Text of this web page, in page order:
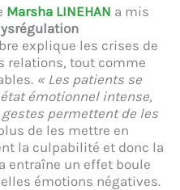
Marsha LINEHAN a mis
explique les crises de
relations, tout comme
« Les patients se
émotionnel intense,
permettent de les
de les mettre en
la culpabilité et donc la
entraîne un effet boule
émotions négatives.